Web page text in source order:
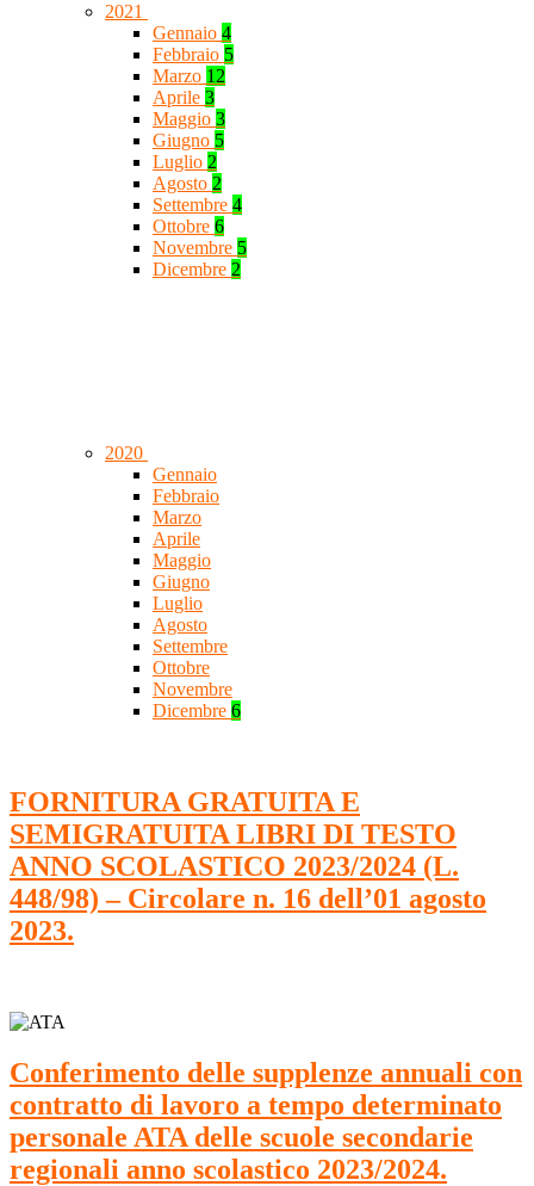
2021
Gennaio 4
Febbraio 5
Marzo 12
Aprile 3
Maggio 3
Giugno 5
Luglio 2
Agosto 2
Settembre 4
Ottobre 6
Novembre 5
Dicembre 2
2020
Gennaio
Febbraio
Marzo
Aprile
Maggio
Giugno
Luglio
Agosto
Settembre
Ottobre
Novembre
Dicembre 6
FORNITURA GRATUITA E
SEMIGRATUITA LIBRI DI TESTO
ANNO SCOLASTICO 2023/2024 (L.
448/98) – Circolare n. 16 dell’01 agosto
2023.
Conferimento delle supplenze annuali con
contratto di lavoro a tempo determinato
personale ATA delle scuole secondarie
regionali anno scolastico 2023/2024.